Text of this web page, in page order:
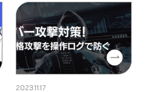
2023.11.17